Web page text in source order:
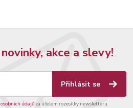
akce a slevy!
Přihlásit se
údajůza účelem rozesílky newsletteru.